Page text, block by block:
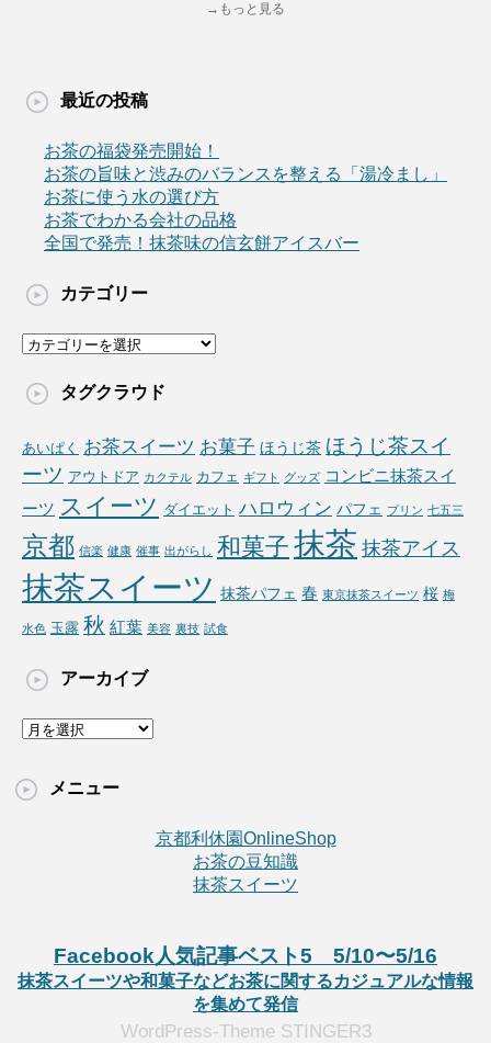
→もっと見る
最近の投稿
お茶の福袋発売開始！
お茶の旨味と渋みのバランスを整える「湯冷まし」
お茶に使う水の選び方
お茶でわかる会社の品格
全国で発売！抹茶味の信玄餅アイスバー
カテゴリー
カ
ゴ
タグクラウド
あいぱく お茶スイーツ お菓子 ほうじ茶 ほうじ茶スイ
ーツ アウトドア カクテル カフェ ギフト グッズ コンビニ抹茶スイ
ーツ スイーツ ダイエット ハロウィン パフェ プリン 七五三
京都 信楽 健康 催事 出がらし 和菓子 抹茶 抹茶アイス
抹茶スイーツ 抹茶パフェ 春 東京抹茶スイーツ 桜 梅
水色 玉露 秋 紅葉 美容 裏技 試食
アーカイブ
ア
イ
メニュー
京都利休園OnlineShop
お茶の豆知識
抹茶スイーツ
Facebook人気記事ベスト5 5/10〜5/16
抹茶スイーツや和菓子などお茶に関するカジュアルな情報
を集めて発信
WordPress-Theme STINGER3